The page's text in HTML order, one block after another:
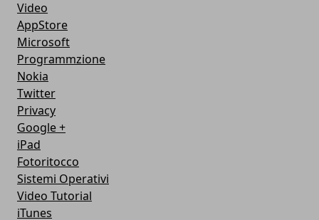
Video
AppStore
Microsoft
Programmzione
Nokia
Twitter
Privacy
Google +
iPad
Fotoritocco
Sistemi Operativi
Video Tutorial
iTunes